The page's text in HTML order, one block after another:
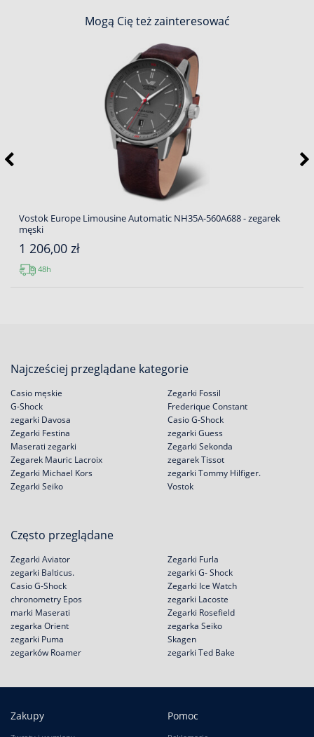
Mogą Cię też zainteresować
Vostok Europe Limousine Automatic NH35A-560A688 - zegarek
męski
1 206,00 zł
48h
Najcześciej przeglądane kategorie
Casio męskie
G-Shock
zegarki Davosa
Zegarki Festina
Zegarki Fossil
Frederique Constant
Casio G-Shock
zegarki Guess
Maserati zegarki
Zegarek Mauric Lacroix
Zegarki Michael Kors
Zegarki Seiko
Zegarki Sekonda
zegarek Tissot
zegarki Tommy Hilfiger.
Vostok
Często przeglądane
Zegarki Aviator
zegarki Balticus.
Casio G-Shock
chronometry Epos
Zegarki Furla
zegarki G- Shock
Zegarki Ice Watch
zegarki Lacoste
marki Maserati
zegarka Orient
zegarki Puma
zegarków Roamer
Zegarki Rosefield
zegarka Seiko
Skagen
zegarki Ted Bake
Zakupy Pomoc